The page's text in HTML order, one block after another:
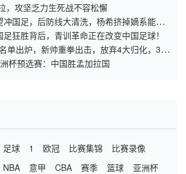
，攻坚乏力生死战不容松懈
国足，后防线大清洗，杨希挤掉嫡系能成
狂胜背后，青训革命正在改变中国足球！
单出炉，新帅重拳出击，放弃4大归化，34
杯预选赛：中国胜孟加拉国
足球 1 欧冠 比赛集锦
比赛录像
NBA 意甲 CBA 赛季 篮球
亚洲杯